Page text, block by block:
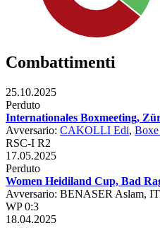
Combattimenti
25.10.2025
Perduto
Internationales Boxmeeting,
Avversario: CAKOLLI Edi,
RSC-I R2
17.05.2025
Perduto
Women Heidiland Cup, Bad
Avversario: BENASER Aslam,
WP 0:3
18.04.2025